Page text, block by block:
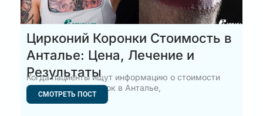
Цирконий Коронки Стоимость в
Анталье: Цена, Лечение и
Результаты
Когда пациенты ищут информацию о стоимости
циркониевых коронок в Анталье,
СМОТРЕТЬ ПОСТ